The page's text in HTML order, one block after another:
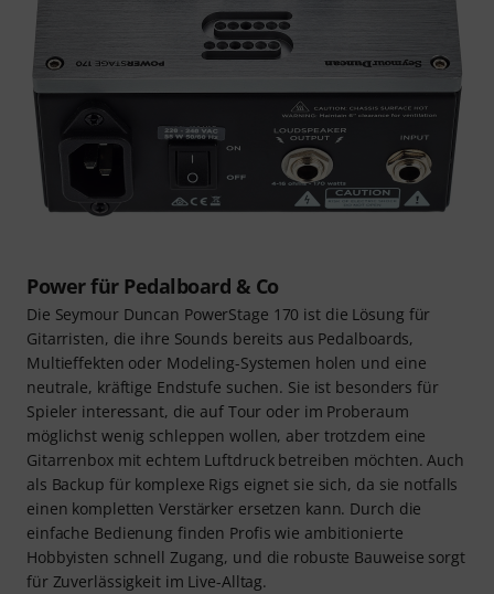
Power für Pedalboard & Co
Die Seymour Duncan PowerStage 170 ist die Lösung für
Gitarristen, die ihre Sounds bereits aus Pedalboards,
Multieffekten oder Modeling-Systemen holen und eine
neutrale, kräftige Endstufe suchen. Sie ist besonders für
Spieler interessant, die auf Tour oder im Proberaum
möglichst wenig schleppen wollen, aber trotzdem eine
Gitarrenbox mit echtem Luftdruck betreiben möchten. Auch
als Backup für komplexe Rigs eignet sie sich, da sie notfalls
einen kompletten Verstärker ersetzen kann. Durch die
einfache Bedienung finden Profis wie ambitionierte
Hobbyisten schnell Zugang, und die robuste Bauweise sorgt
für Zuverlässigkeit im Live-Alltag.